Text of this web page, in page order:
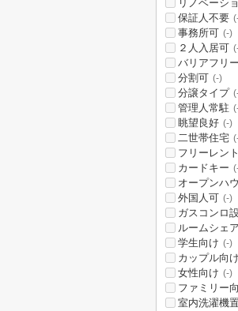
リノベーシ
保証人不要
事務所可 (-)
２人入居可
バリアフリー
分割可 (-)
分譲タイプ
管理人常駐
眺望良好 (-)
二世帯住宅
フリーレント
カードキー
オープンハ
外国人可 (-)
ガスコンロ
ルームシェ
学生向け (-)
カップル向け
女性向け (-)
ファミリー
室内洗濯機